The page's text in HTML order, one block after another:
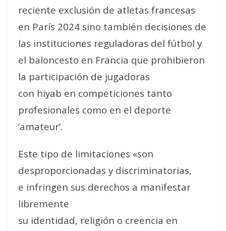
reciente exclusión de atletas francesas
en París 2024 sino también decisiones de
las instituciones reguladoras del fútbol y
el baloncesto en Francia que prohibieron
la participación de jugadoras
con hiyab en competiciones tanto
profesionales como en el deporte
‘amateur’.
Este tipo de limitaciones «son
desproporcionadas y discriminatorias,
e infringen sus derechos a manifestar
libremente
su identidad, religión o creencia en